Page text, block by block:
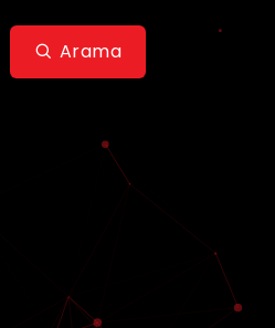
Arama